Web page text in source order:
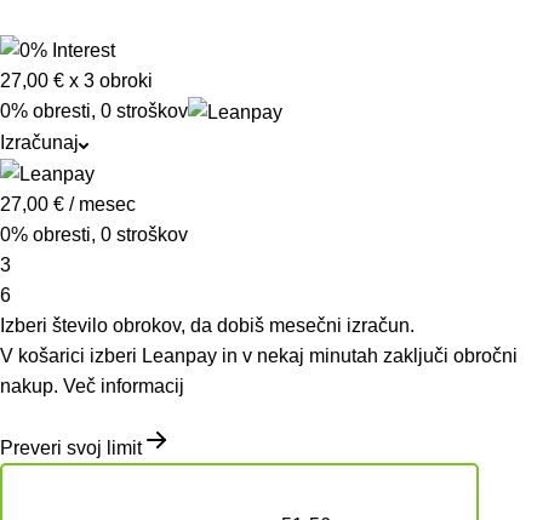
27,00 € x 3 obroki
0% obresti, 0 stroškov
Izračunaj
27,00 € / mesec
0% obresti, 0 stroškov
3
6
Izberi število obrokov, da dobiš mesečni izračun.
V košarici izberi Leanpay in v nekaj minutah zaključi obročni
nakup. Več informacij
Preveri svoj limit